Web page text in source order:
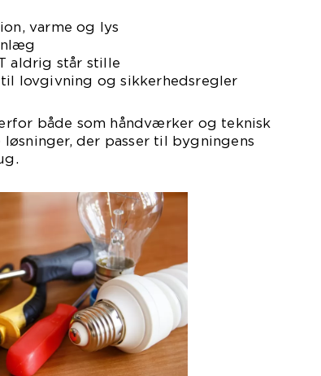
varme og lys
aldrig står stille
lovgivning og sikkerhedsregler
både som håndværker og teknisk
der passer til bygningens